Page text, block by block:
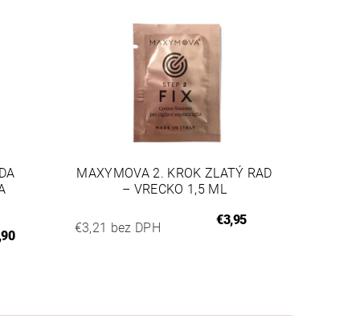
MAXYMOVA 2. KROK ZLATÝ RAD
– VRECKO 1,5 ML
€3,21 bez DPH
€3,95